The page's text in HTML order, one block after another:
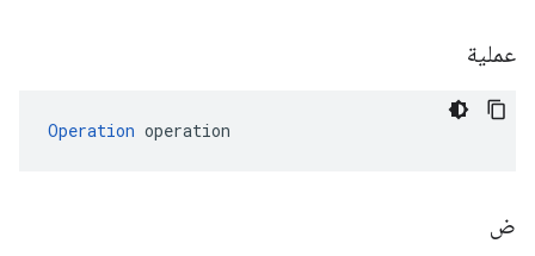
عملية
Operation operation
ض